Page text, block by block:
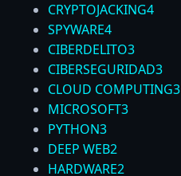
CRYPTOJACKING4
SPYWARE4
CIBERDELITO3
CIBERSEGURIDAD3
CLOUD COMPUTING3
MICROSOFT3
PYTHON3
DEEP WEB2
HARDWARE2